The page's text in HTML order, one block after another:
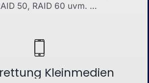
50, RAID 60 uvm. …
Kleinmedien